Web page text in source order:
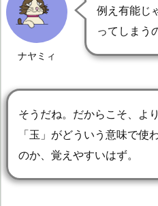
ナヤミィ
例え有能じ
ってしまう
そうだね。だからこそ、よ
「玉」がどういう意味で使
のか、覚えやすいはず。